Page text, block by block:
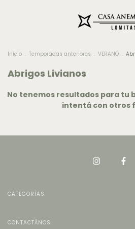
Inicio . Temporadas anteriores . VERANO .
Abrigos Livianos
No tenemos resultados para tu
intentá con otros
CATEGORÍAS
CONTACTÁNOS